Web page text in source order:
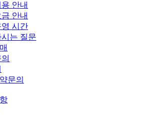
안내
안내
시간
는 질문
문의